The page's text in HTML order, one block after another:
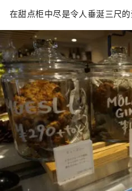
在甜点柜中尽是令人垂涎三尺